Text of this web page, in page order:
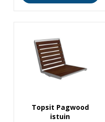
Topsit Pagwood
istuin